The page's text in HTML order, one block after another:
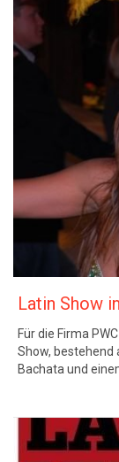
Latin Show
Für die Firma
Show, bestehend
Bachata und